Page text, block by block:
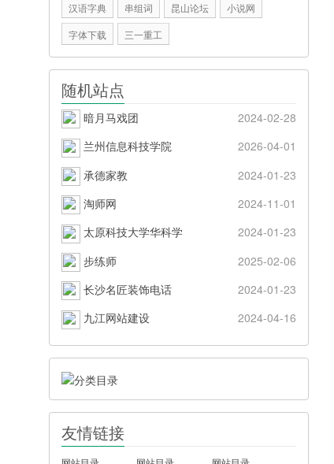
汉语字典 串组词 昆山论坛 小说网
字体下载 三一重工
随机站点
暗月马戏团
2024-02-28
兰州信息科技学院
2026-04-01
承德家教
2024-01-23
淘师网
2024-11-01
太原科技大学华科学
2024-01-23
步练师
2025-02-06
长沙名匠装饰电话
2024-01-23
九江网站建设
2024-04-16
友情链接